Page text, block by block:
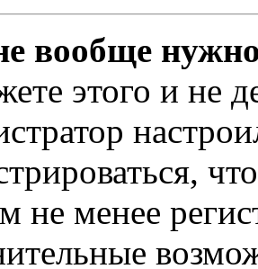
вообще
этого и не
не менее